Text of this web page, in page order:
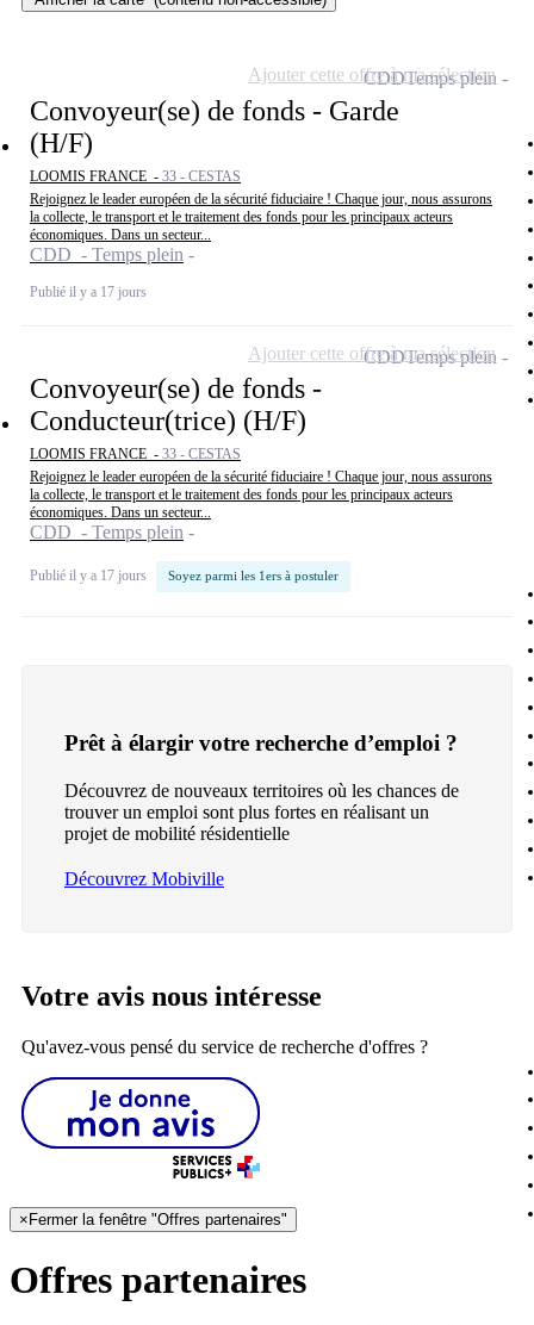
Convoyeur(se) de fonds - Garde
(H/F)
LOOMIS FRANCE - 33 - CESTAS
Rejoignez le leader européen de la sécurité fiduciaire ! Chaque jour, nous assurons
la collecte, le transport et le traitement des fonds pour les principaux acteurs
économiques. Dans un secteur...
CDD - Temps plein
Publié il y a 17 jours
CDDTemps plein
Ajouter cette offre à ma sélection
Convoyeur(se) de fonds -
Conducteur(trice) (H/F)
LOOMIS FRANCE - 33 - CESTAS
Rejoignez le leader européen de la sécurité fiduciaire ! Chaque jour, nous assurons
la collecte, le transport et le traitement des fonds pour les principaux acteurs
économiques. Dans un secteur...
CDD - Temps plein
Publié il y a 17 jours Soyez parmi les 1ers à postuler
CDDTemps plein
Ajouter cette offre à ma sélection
Prêt à élargir votre recherche d’emploi ?
Découvrez de nouveaux territoires où les chances de
trouver un emploi sont plus fortes en réalisant un
projet de mobilité résidentielle
Découvrez Mobiville
Votre avis nous intéresse
Qu'avez-vous pensé du service de recherche d'offres ?
× Fermer la fenêtre "Offres partenaires"
Offres partenaires